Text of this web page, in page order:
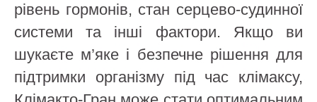
рівень гормонів, стан серцево-судинної
системи та інші фактори. Якщо ви
шукаєте м’яке і безпечне рішення для
підтримки організму під час клімаксу,